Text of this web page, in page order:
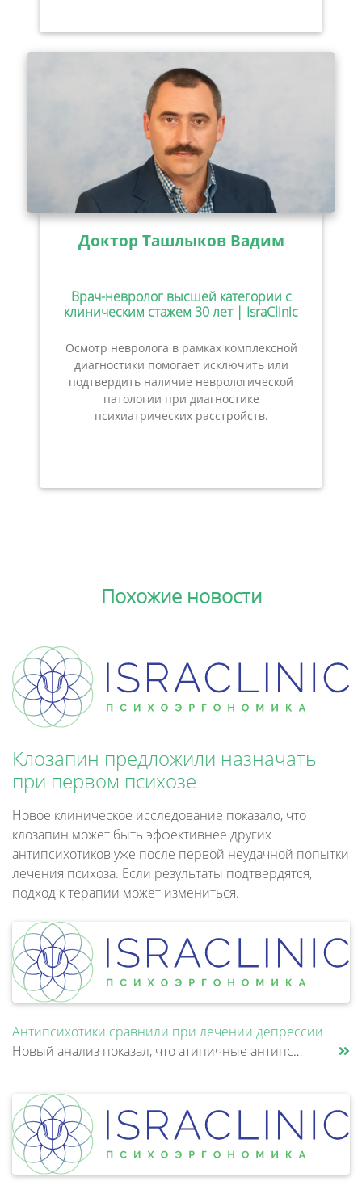
Доктор Ташлыков Вадим
Врач-невролог высшей категории с
клиническим стажем 30 лет | IsraClinic
Осмотр невролога в рамках комплексной
диагностики помогает исключить или
подтвердить наличие неврологической
патологии при диагностике
психиатрических расстройств.
Похожие новости
Клозапин предложили назначать
при первом психозе
Новое клиническое исследование показало, что
клозапин может быть эффективнее других
антипсихотиков уже после первой неудачной попытки
лечения психоза. Если результаты подтвердятся,
подход к терапии может измениться.
Антипсихотики сравнили при лечении депрессии
Новый анализ показал, что атипичные антипсихотики, которые иногда добавляют к антидепрессантам при большом депрессивном......